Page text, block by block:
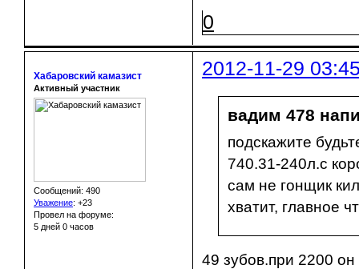
0
2012-11-29
Хабаровский камазист
Активный участник
Сообщений: 490
Уважение: +23
Провел на форуме:
5 дней 0 часов
вадим 478
подскажите
740.31-240л.с
сам не гонщик
хватит, главное
49 зубов.при 2200